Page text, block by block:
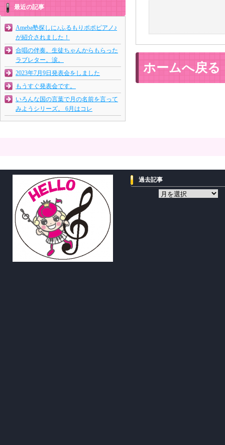
ホームへ戻る
最近の記事
Ameba塾探しに♪ふるもりポポピアノ♪
が紹介されました！
合唱の伴奏。生徒ちゃんからもらった
ラブレター。涙。
2023年7月9日発表会をしました
もうすぐ発表会です。
いろんな国の言葉で月の名前を言って
みようシリーズ。 6月はコレ
過去記事